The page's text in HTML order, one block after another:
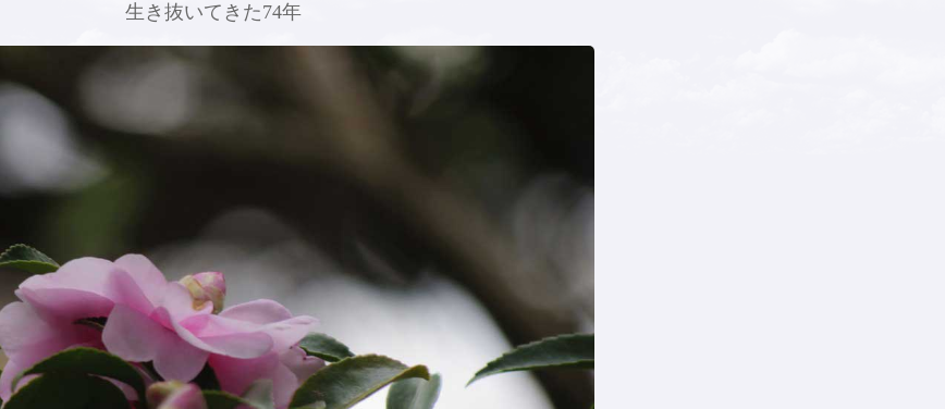
生き抜いてきた74年